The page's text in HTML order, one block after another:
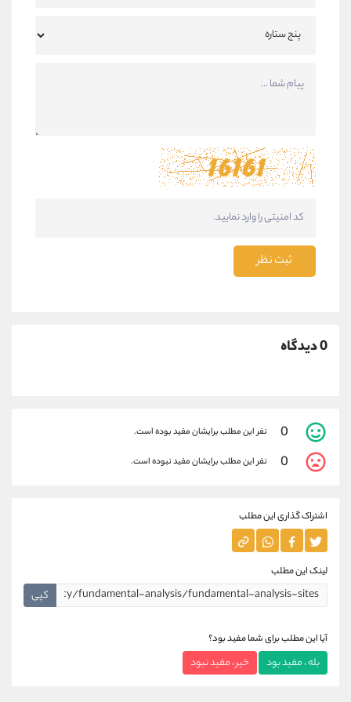
ثبت نظر
0 دیدگاه
0 نفر این مطلب برایشان مفید بوده است.
0 نفر این مطلب برایشان مفید نبوده است.
اشتراک گذاری این مطلب
لینک این مطلب
کپی
آیا این مطلب برای شما مفید بود؟
بله ، مفید بود خیر ، مفید نبود